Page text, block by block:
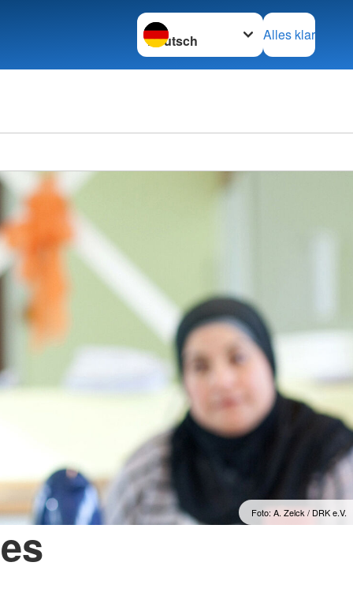
Sprache wechseln zu
Alles klar
Foto: A. Zelck / DRK e.V.